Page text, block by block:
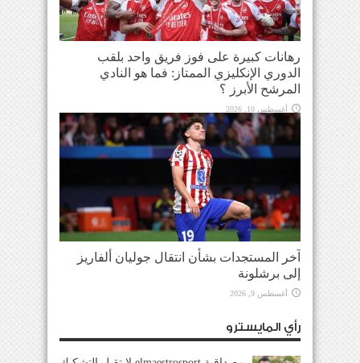
رهانات كبيرة على فوز فريق واحد بلقب
الدوري الإنكليزي الممتاز: فما هو النادي
المرشح الأبرز ؟
أغسطس 10, 2026
آخر المستجدات بشأن انتقال جوليان ألفاريز
إلى برشلونة
أغسطس 9, 2026
رأي المايسترو